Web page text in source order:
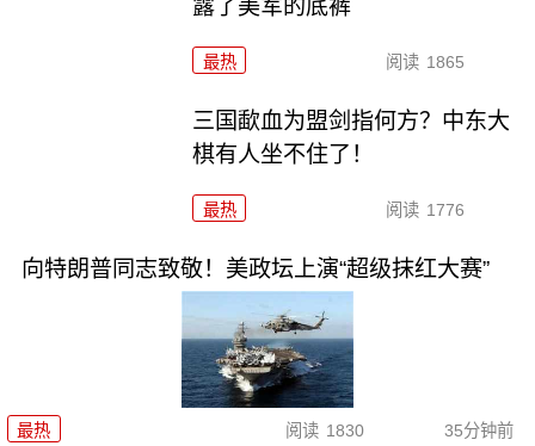
露了美军的底裤
最热 阅读 1865
三国歃血为盟剑指何方？中东大
棋有人坐不住了！
最热 阅读 1776
向特朗普同志致敬！美政坛上演“超级抹红大赛”
最热 阅读 1830 35分钟前